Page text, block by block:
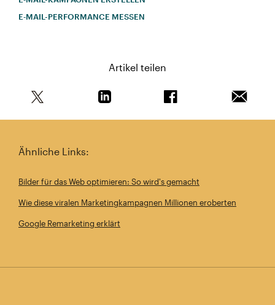
E‑MAIL-PERFORMANCE MESSEN
Artikel teilen
Ähnliche Links:
Bilder für das Web optimieren: So wird's gemacht
Wie diese viralen Marketingkampagnen Millionen eroberten
Google Remarketing erklärt